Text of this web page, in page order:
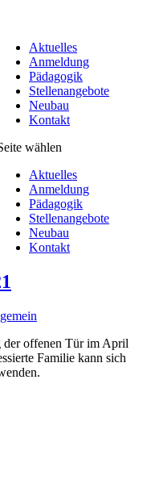
Aktuelles
Anmeldung
Pädagogik
Stellenangebote
Neubau
Kontakt
wählen
Aktuelles
Anmeldung
Pädagogik
Stellenangebote
Neubau
Kontakt
der offenen Tür im April
Familie kann sich